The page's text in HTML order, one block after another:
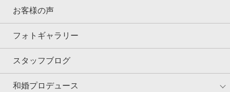
お客様の声
フォトギャラリー
スタッフブログ
和婚プロデュース